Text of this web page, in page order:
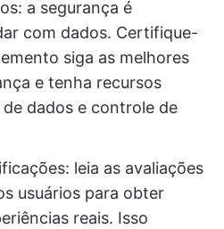
a segurança é
com dados. Certifique-
siga as melhores
e tenha recursos
dados e controle de
leia as avaliações
usuários para obter
reais. Isso